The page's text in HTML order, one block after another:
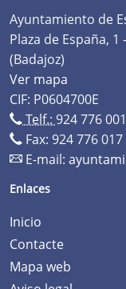
Ayuntamiento de
Plaza de España,
(Badajoz)
Ver mapa
CIF: P0604700E
Telf.: 924 776 001
Fax: 924 776 017
E-mail:
Enlaces
Inicio
Contacte
Mapa web